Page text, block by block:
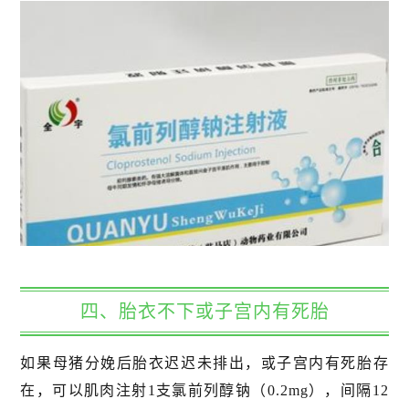
四、胎衣不下或子宫内有死胎
如果母猪分娩后胎衣迟迟未排出，或子宫内有死胎存
在，可以肌肉注射1支氯前列醇钠（0.2mg），间隔12